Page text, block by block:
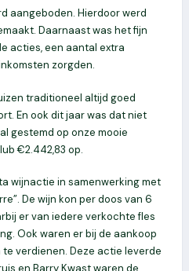
aangeboden. Hierdoor werd
Daarnaast was het fijn
acties, een aantal extra
zorgden.
traditioneel altijd goed
En ook dit jaar was dat niet
gestemd op onze mooie
€2.442,83 op.
wijnactie in samenwerking met
De wijn kon per doos van 6
er van iedere verkochte fles
Ook waren er bij de aankoop
verdienen. Deze actie leverde